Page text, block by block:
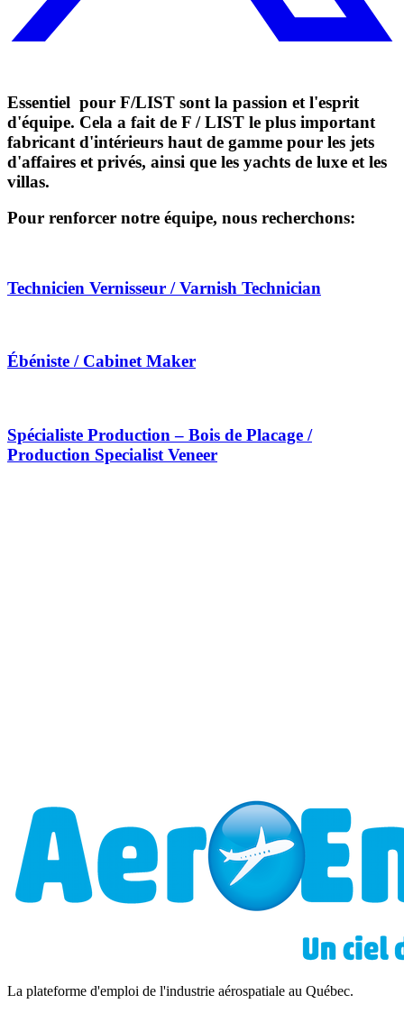
Essentiel pour F/LIST sont la passion et l'esprit
d'équipe. Cela a fait de F / LIST le plus important
fabricant d'intérieurs haut de gamme pour les jets
d'affaires et privés, ainsi que les yachts de luxe et les
villas.
Pour renforcer notre équipe, nous recherchons:
Technicien Vernisseur / Varnish Technician
Ébéniste / Cabinet Maker
Spécialiste Production – Bois de Placage /
Production Specialist Veneer
La plateforme d'emploi de l'industrie aérospatiale au Québec.